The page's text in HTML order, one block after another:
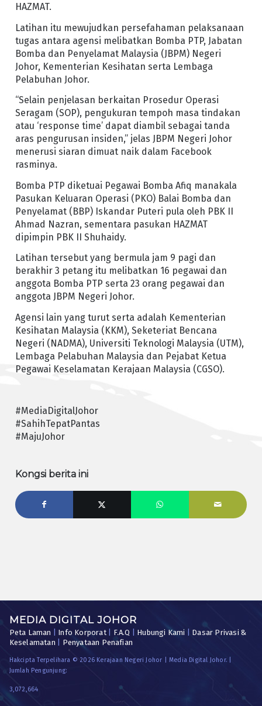
HAZMAT.
Latihan itu mewujudkan persefahaman pelaksanaan
tugas antara agensi melibatkan Bomba PTP, Jabatan
Bomba dan Penyelamat Malaysia (JBPM) Negeri
Johor, Kementerian Kesihatan serta Lembaga
Pelabuhan Johor.
“Selain penjelasan berkaitan Prosedur Operasi
Seragam (SOP), pengukuran tempoh masa tindakan
atau ‘response time’ dapat diambil sebagai tanda
aras pengurusan insiden,” jelas JBPM Negeri Johor
menerusi siaran dimuat naik dalam Facebook
rasminya.
Bomba PTP diketuai Pegawai Bomba Afiq manakala
Pasukan Keluaran Operasi (PKO) Balai Bomba dan
Penyelamat (BBP) Iskandar Puteri pula oleh PBK II
Ahmad Nazran, sementara pasukan HAZMAT
dipimpin PBK II Shuhaidy.
Latihan tersebut yang bermula jam 9 pagi dan
berakhir 3 petang itu melibatkan 16 pegawai dan
anggota Bomba PTP serta 23 orang pegawai dan
anggota JBPM Negeri Johor.
Agensi lain yang turut serta adalah Kementerian
Kesihatan Malaysia (KKM), Seketeriat Bencana
Negeri (NADMA), Universiti Teknologi Malaysia (UTM),
Lembaga Pelabuhan Malaysia dan Pejabat Ketua
Pegawai Keselamatan Kerajaan Malaysia (CGSO).
#MediaDigitalJohor
#SahihTepatPantas
#MajuJohor
Kongsi berita ini
MEDIA DIGITAL JOHOR
Peta Laman Info Korporat| F.A.Q Hubungi Kami
Dasar Privasi &
Keselamatan
Penyataan Penafian
Hakcipta Terpelihara © 2026 Kerajaan Negeri Johor | Media Digital Johor. |
Jumlah Pengunjung:
3,072,664